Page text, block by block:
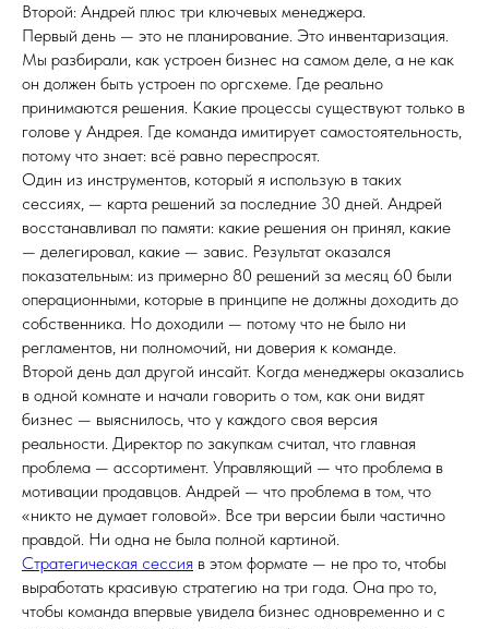
Второй: Андрей плюс три ключевых менеджера.
Первый день — это не планирование. Это инвентаризация.
Мы разбирали, как устроен бизнес на самом деле, а не как
он должен быть устроен по оргсхеме. Где реально
принимаются решения. Какие процессы существуют только в
голове у Андрея. Где команда имитирует самостоятельность,
потому что знает: всё равно переспросят.
Один из инструментов, который я использую в таких
сессиях, — карта решений за последние 30 дней. Андрей
восстанавливал по памяти: какие решения он принял, какие
— делегировал, какие — завис. Результат оказался
показательным: из примерно 80 решений за месяц 60 были
операционными, которые в принципе не должны доходить до
собственника. Но доходили — потому что не было ни
регламентов, ни полномочий, ни доверия к команде.
Второй день дал другой инсайт. Когда менеджеры оказались
в одной комнате и начали говорить о том, как они видят
бизнес — выяснилось, что у каждого своя версия
реальности. Директор по закупкам считал, что главная
проблема — ассортимент. Управляющий — что проблема в
мотивации продавцов. Андрей — что проблема в том, что
«никто не думает головой». Все три версии были частично
правдой. Ни одна не была полной картиной.
Стратегическая сессия в этом формате — не про то, чтобы
выработать красивую стратегию на три года. Она про то,
чтобы команда впервые увидела бизнес одновременно и с